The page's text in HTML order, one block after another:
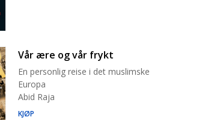
Vår ære og vår frykt
En personlig reise i det muslimske
Europa
Abid Raja
KJØP